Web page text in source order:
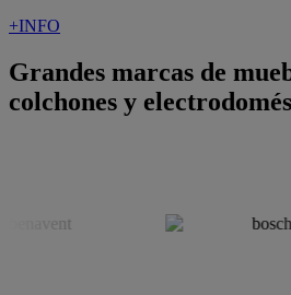
+INFO
Grandes marcas de
colchones y